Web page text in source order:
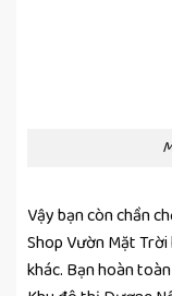
Vậy bạn còn chần
Shop Vườn Mặt Trời
khác. Bạn hoàn